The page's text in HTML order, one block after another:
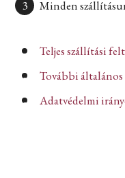
Minden
Teljes szállítási
További
Adatvédelmi